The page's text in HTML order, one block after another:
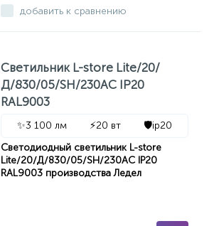
добавить к сравнению
Светильник L-store Lite/20/
Д/830/05/SH/230AC IP20
RAL9003
✨3 100 лм ⚡20 вт 🛡️ip20
Светодиодный светильник L-store
Lite/20/Д/830/05/SH/230AC IP20
RAL9003 производства Ледел